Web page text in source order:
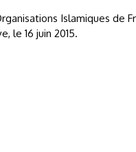
Islamiques de
le 16 juin 2015.